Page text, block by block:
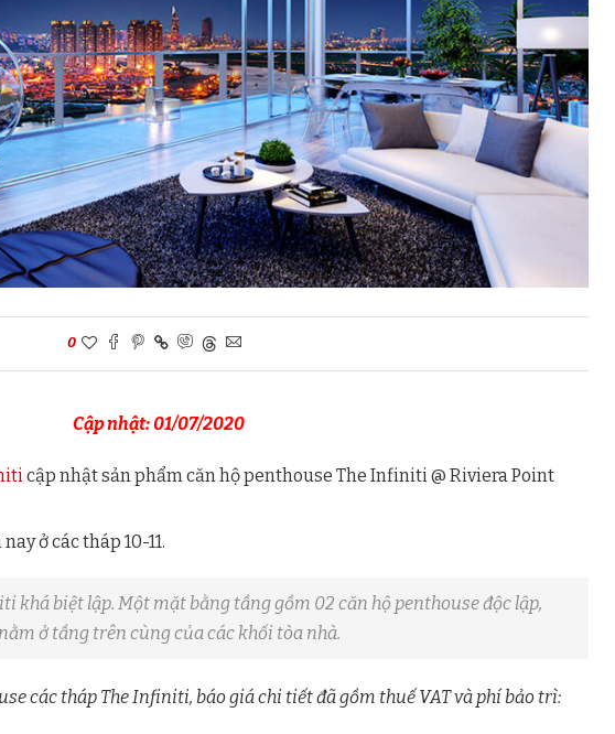
0
Cập nhật: 01/07/2020
cập nhật sản phẩm căn hộ penthouse The Infiniti @ Riviera Point
ở các tháp 10-11.
khá biệt lập. Một mặt bằng tầng gồm 02 căn hộ penthouse độc lập,
ở tầng trên cùng của các khối tòa nhà.
các tháp The Infiniti, báo giá chi tiết đã gồm thuế VAT và phí bảo trì: